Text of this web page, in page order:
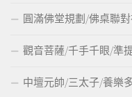
圓滿佛堂規劃/佛桌聯
觀音菩薩/千手千眼/準
中壇元帥/三太子/養樂